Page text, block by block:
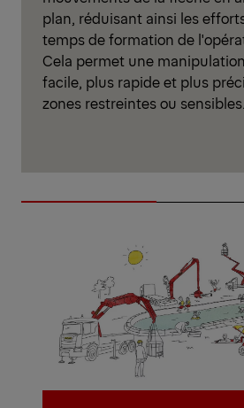
plan, réduisant ainsi les
temps de formation de
Cela permet une
facile, plus rapide et plus
zones restreintes ou sensibles.